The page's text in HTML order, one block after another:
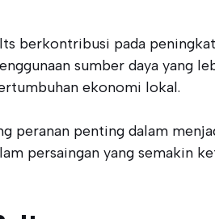
berkontribusi pada
sumber daya yang
ekonomi lokal.
peranan penting dalam
persaingan yang semakin